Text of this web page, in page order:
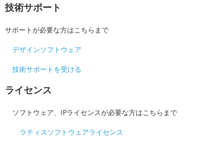
技術サポート
サポートが必要な方はこちらまで
デザインソフトウェア
技術サポートを受ける
ライセンス
ソフトウェア、IPライセンスが必要な方はこちらまで
ラティスソフトウェアライセンス